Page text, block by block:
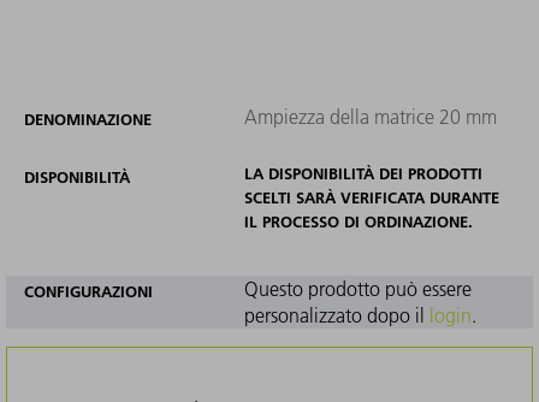
DENOMINAZIONE Ampiezza della matrice 20 mm
DISPONIBILITÀ
LA DISPONIBILITÀ DEI PRODOTTI
SCELTI SARÀ VERIFICATA DURANTE
IL PROCESSO DI ORDINAZIONE.
CONFIGURAZIONI
Questo prodotto può essere
personalizzato dopo il login.